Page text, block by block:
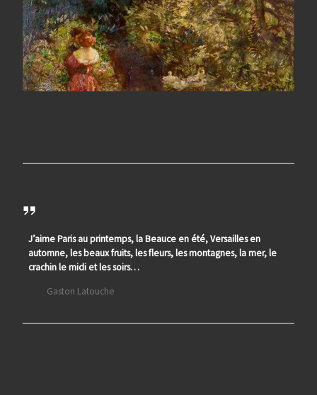
J’aime Paris au printemps, la Beauce en été, Versailles en
automne, les beaux fruits, les fleurs, les montagnes, la mer, le
crachin le midi et les soirs…
Gaston Latouche